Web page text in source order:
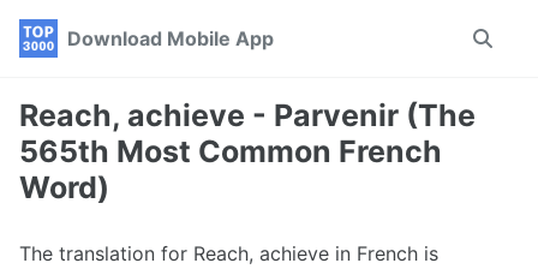
Skip
navigation
Skip
Skip
Download Mobile App
Toggle
Reach, achieve - Parvenir (The
565th Most Common French
Word)
The translation for Reach, achieve in French is